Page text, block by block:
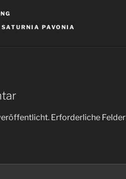
SATURNIA PAVONIA
Erforderliche Felder